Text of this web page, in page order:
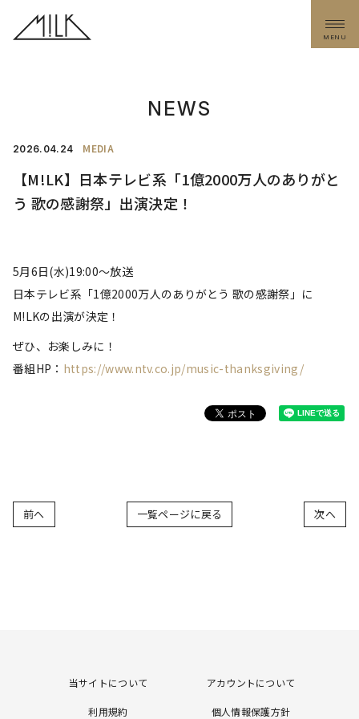
MENU
NEWS
2026. 04.24 MEDIA
【M!LK】日本テレビ系「1億2000万人のありがと
う 歌の感謝祭」出演決定！
5月6日(水)19:00～放送
日本テレビ系「1億2000万人のありがとう 歌の感謝祭」に
M!LKの出演が決定！
ぜひ、お楽しみに！
番組HP： https://www.ntv.co.jp/music-thanksgiving/
次へ
一覧ページに戻る
前へ
当サイトについて アカウントについて
利用規約 個人情報保護方針